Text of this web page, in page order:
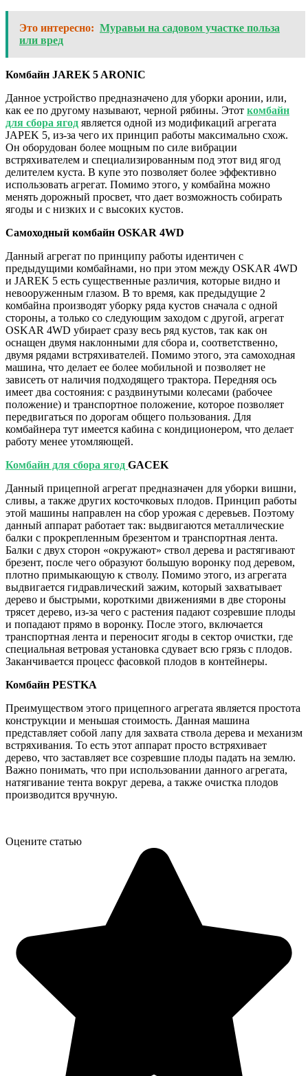
Это интересно: Муравьи на садовом участке польза
или вред
Комбайн JAREK 5 ARONIC
Данное устройство предназначено для уборки аронии, или,
как ее по другому называют, черной рябины. Этот комбайн
для сбора ягод является одной из модификаций агрегата
JAPEK 5, из-за чего их принцип работы максимально схож.
Он оборудован более мощным по силе вибрации
встряхивателем и специализированным под этот вид ягод
делителем куста. В купе это позволяет более эффективно
использовать агрегат. Помимо этого, у комбайна можно
менять дорожный просвет, что дает возможность собирать
ягоды и с низких и с высоких кустов.
Самоходный комбайн OSKAR 4WD
Данный агрегат по принципу работы идентичен с
предыдущими комбайнами, но при этом между OSKAR 4WD
и JAREK 5 есть существенные различия, которые видно и
невооруженным глазом. В то время, как предыдущие 2
комбайна производят уборку ряда кустов сначала с одной
стороны, а только со следующим заходом с другой, агрегат
OSKAR 4WD убирает сразу весь ряд кустов, так как он
оснащен двумя наклонными для сбора и, соответственно,
двумя рядами встряхивателей. Помимо этого, эта самоходная
машина, что делает ее более мобильной и позволяет не
зависеть от наличия подходящего трактора. Передняя ось
имеет два состояния: с раздвинутыми колесами (рабочее
положение) и транспортное положение, которое позволяет
передвигаться по дорогам общего пользования. Для
комбайнера тут имеется кабина с кондиционером, что делает
работу менее утомляющей.
Комбайн для сбора ягод GACEK
Данный прицепной агрегат предназначен для уборки вишни,
сливы, а также других косточковых плодов. Принцип работы
этой машины направлен на сбор урожая с деревьев. Поэтому
данный аппарат работает так: выдвигаются металлические
балки с прокрепленным брезентом и транспортная лента.
Балки с двух сторон «окружают» ствол дерева и растягивают
брезент, после чего образуют большую воронку под деревом,
плотно примыкающую к стволу. Помимо этого, из агрегата
выдвигается гидравлический зажим, который захватывает
дерево и быстрыми, короткими движениями в две стороны
трясет дерево, из-за чего с растения падают созревшие плоды
и попадают прямо в воронку. После этого, включается
транспортная лента и переносит ягоды в сектор очистки, где
специальная ветровая установка сдувает всю грязь с плодов.
Заканчивается процесс фасовкой плодов в контейнеры.
Комбайн PESTKA
Преимуществом этого прицепного агрегата является простота
конструкции и меньшая стоимость. Данная машина
представляет собой лапу для захвата ствола дерева и механизм
встряхивания. То есть этот аппарат просто встряхивает
дерево, что заставляет все созревшие плоды падать на землю.
Важно понимать, что при использовании данного агрегата,
натягивание тента вокруг дерева, а также очистка плодов
производится вручную.
Оцените статью